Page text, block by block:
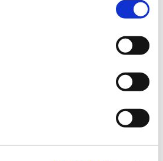
múltiplos e complexos fatores,
de florestas. Conheça o
recurso natural essencial à